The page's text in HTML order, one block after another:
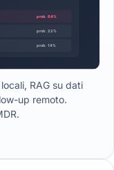
RAG su dati
up remoto.